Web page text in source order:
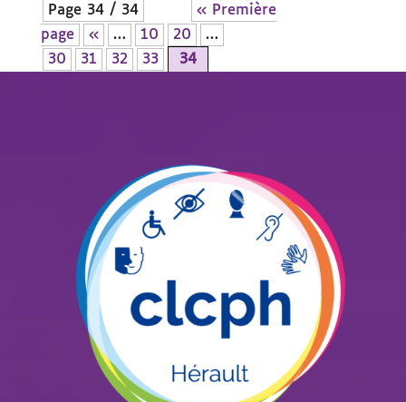
Page 34 / 34
« Première
page
« … 10 20
…
30
31 32 33 34